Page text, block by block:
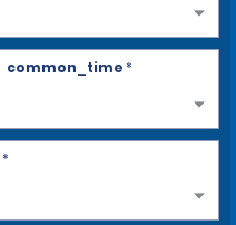
common_time*
*